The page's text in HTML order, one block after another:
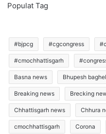
Populat Tag
#bjpcg #cgcongress
#cmochhattisgarh
Basna news Bhupesh baghel
Breaking news Brecking
Chhattisgarh news Chhura
cmochhattisgarh Corona